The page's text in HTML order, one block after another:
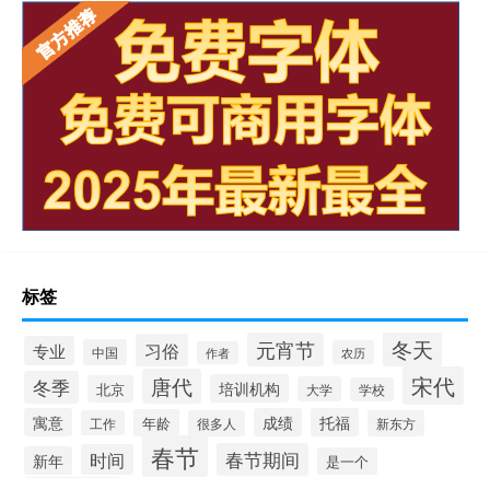
标签
专业 中国 习俗 作者 元宵节 农历 冬天
冬季 北京 唐代 培训机构 大学 学校 宋代
寓意 工作 年龄 很多人 成绩 托福 新东方
新年 时间 春节 春节期间 是一个